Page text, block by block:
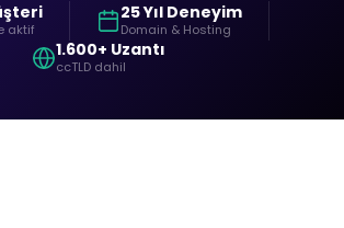
aktif
25 Yıl Deneyim
Domain & Hosting
1.600+ Uzantı
ccTLD dahil